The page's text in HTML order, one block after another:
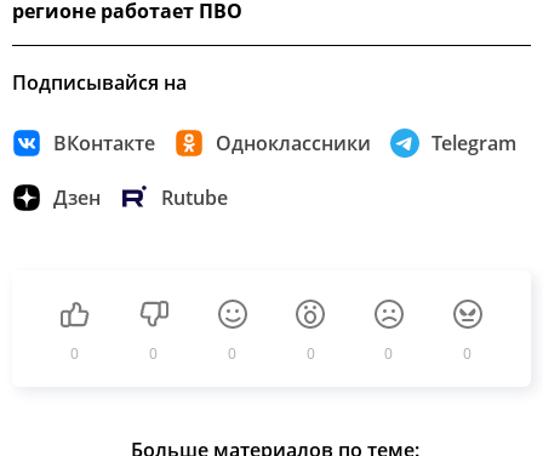
регионе работает ПВО
Подписывайся на
ВКонтакте Одноклассники Telegram
Дзен Rutube
0 0 0 0 0 0
Больше материалов по теме: